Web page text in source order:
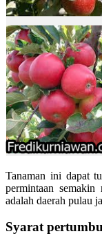
Tanaman ini dapat
permintaan
adalah daerah pulau
Syarat